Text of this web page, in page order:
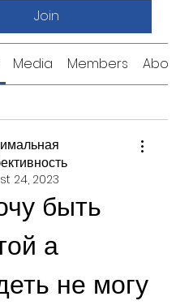
Join
Media Members About
24, 2023
быть
а
не могу